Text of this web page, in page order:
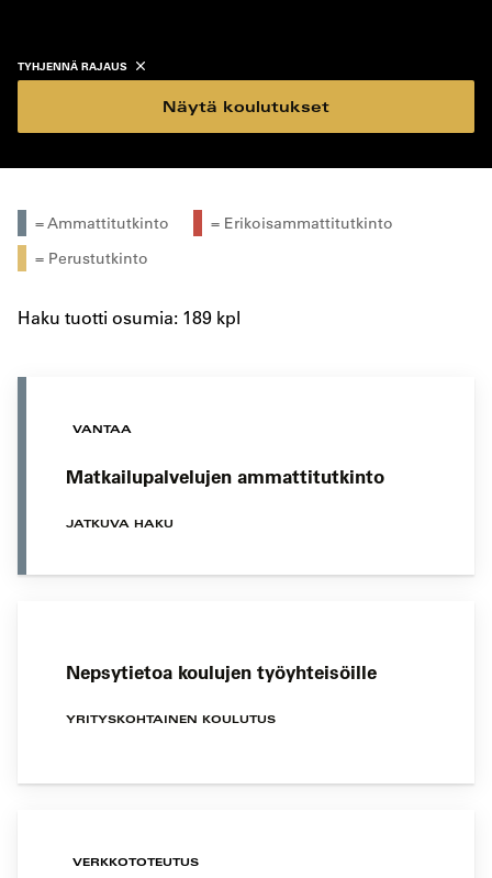
TYHJENNÄ RAJAUS
Näytä koulutukset
= Ammattitutkinto
= Erikoisammattitutkinto
= Perustutkinto
Haku tuotti osumia: 189 kpl
VANTAA
Matkailupalvelujen ammattitutkinto
JATKUVA HAKU
Nepsytietoa koulujen työyhteisöille
YRITYSKOHTAINEN KOULUTUS
VERKKOTOTEUTUS